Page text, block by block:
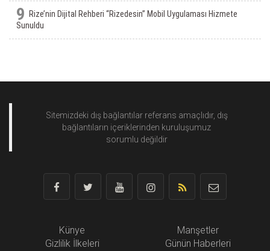
9
Rize’nin Dijital Rehberi “Rizedesin” Mobil Uygulaması Hizmete
Sunuldu
Sitemizdeki dış bağlantılar referans amaçlıdır, dış
bağlantıların içeriklerinden kuruluşumuz
sorumlu değildir
Künye
Gizlilik İlkeleri
Manşetler
Günün Haberleri